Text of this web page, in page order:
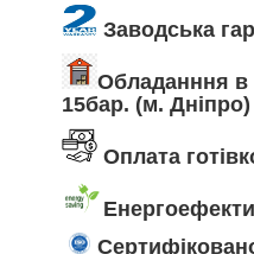
Заводська
Обладанння в
15бар. (м. Дніпро)
Оплата